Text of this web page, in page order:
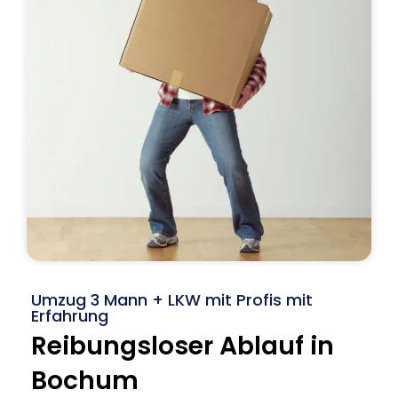
Umzug 3 Mann + LKW mit Profis mit
Erfahrung
Reibungsloser Ablauf in
Bochum